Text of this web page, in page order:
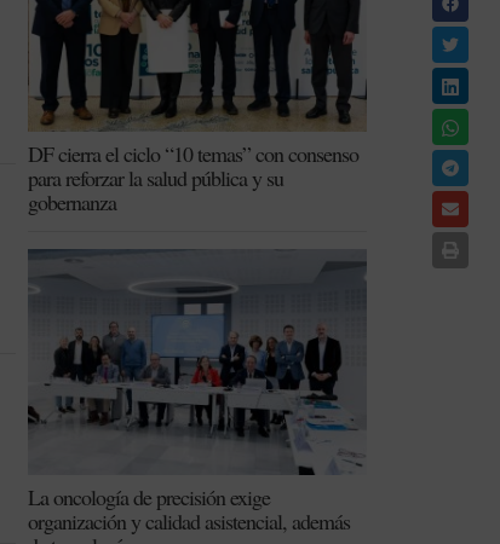
DF cierra el ciclo “10 temas” con consenso
para reforzar la salud pública y su
gobernanza
La oncología de precisión exige
organización y calidad asistencial, además